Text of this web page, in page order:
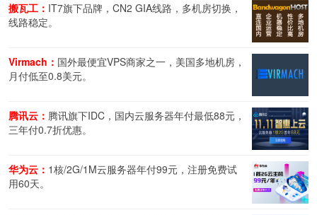
搬瓦工： IT7旗下品牌，CN2 GIA线路，多机房切换，
线路稳定。
Virmach： 国外最便宜VPS商家之一，美国多地机房，
月付低至0.8美元。
腾讯云： 腾讯旗下IDC，国内云服务器年付最低88元，
三年付0.7折优惠。
华为云： 1核/2G/1M云服务器年付99元，注册免费试
用60天。